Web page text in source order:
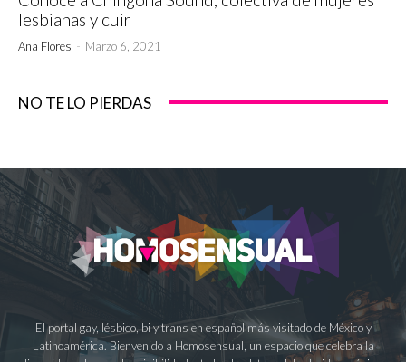
lesbianas y cuir
Ana Flores - Marzo 6, 2021
NO TE LO PIERDAS
El portal gay, lésbico, bi y trans en español más visitado de México y
Latinoamérica. Bienvenido a Homosensual, un espacio que celebra la